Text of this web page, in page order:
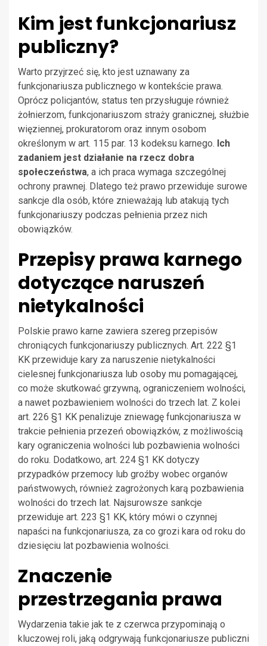
Kim jest funkcjonariusz
publiczny?
Warto przyjrzeć się, kto jest uznawany za
funkcjonariusza publicznego w kontekście prawa.
Oprócz policjantów, status ten przysługuje również
żołnierzom, funkcjonariuszom straży granicznej, służbie
więziennej, prokuratorom oraz innym osobom
określonym w art. 115 par. 13 kodeksu karnego. Ich
zadaniem jest działanie na rzecz dobra
społeczeństwa, a ich praca wymaga szczególnej
ochrony prawnej. Dlatego też prawo przewiduje surowe
sankcje dla osób, które znieważają lub atakują tych
funkcjonariuszy podczas pełnienia przez nich
obowiązków.
Przepisy prawa karnego
dotyczące naruszeń
nietykalności
Polskie prawo karne zawiera szereg przepisów
chroniących funkcjonariuszy publicznych. Art. 222 §1
KK przewiduje kary za naruszenie nietykalności
cielesnej funkcjonariusza lub osoby mu pomagającej,
co może skutkować grzywną, ograniczeniem wolności,
a nawet pozbawieniem wolności do trzech lat. Z kolei
art. 226 §1 KK penalizuje zniewagę funkcjonariusza w
trakcie pełnienia przezeń obowiązków, z możliwością
kary ograniczenia wolności lub pozbawienia wolności
do roku. Dodatkowo, art. 224 §1 KK dotyczy
przypadków przemocy lub groźby wobec organów
państwowych, również zagrożonych karą pozbawienia
wolności do trzech lat. Najsurowsze sankcje
przewiduje art. 223 §1 KK, który mówi o czynnej
napaści na funkcjonariusza, za co grozi kara od roku do
dziesięciu lat pozbawienia wolności.
Znaczenie
przestrzegania prawa
Wydarzenia takie jak te z czerwca przypominają o
kluczowej roli, jaką odgrywają funkcjonariusze publiczni